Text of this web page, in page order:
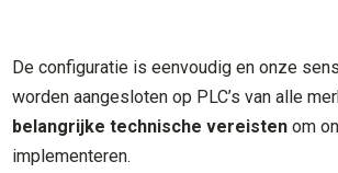
De configuratie is eenvoudig en onze
worden aangesloten op PLC’s van alle
belangrijke technische vereisten om
implementeren.